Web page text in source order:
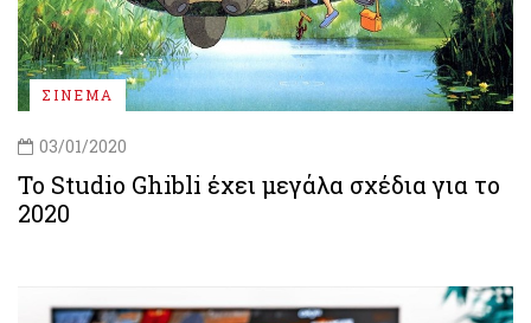
ΣΙΝΕΜΑ
03/01/2020
Το Studio Ghibli έχει μεγάλα σχέδια για το
2020